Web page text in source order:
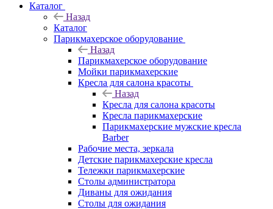
Каталог
Назад
Каталог
Парикмахерское оборудование
Назад
Парикмахерское оборудование
Мойки парикмахерские
Кресла для салона красоты
Назад
Кресла для салона красоты
Кресла парикмахерские
Парикмахерские мужские кресла
Barber
Рабочие места, зеркала
Детские парикмахерские кресла
Тележки парикмахерские
Столы администратора
Диваны для ожидания
Столы для ожидания